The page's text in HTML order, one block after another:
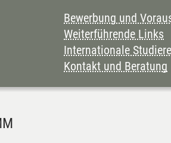
Bewerbung und
Weiterführende Links
Internationale
Kontakt und Beratung